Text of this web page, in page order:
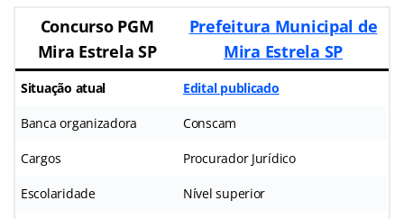
Concurso PGM
Mira Estrela SP
Prefeitura Municipal de
Mira Estrela SP
Situação atual Edital publicado
Banca organizadora Conscam
Cargos Procurador Jurídico
Escolaridade Nível superior